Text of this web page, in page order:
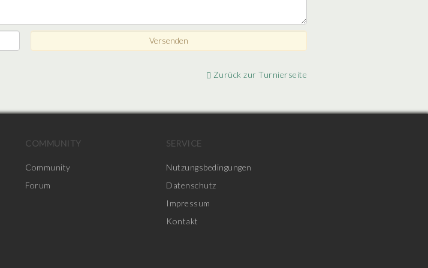
Zurück zur Turnierseite
COMMUNITY
Community
Forum
SERVICE
Nutzungsbedingungen
Datenschutz
Impressum
Kontakt